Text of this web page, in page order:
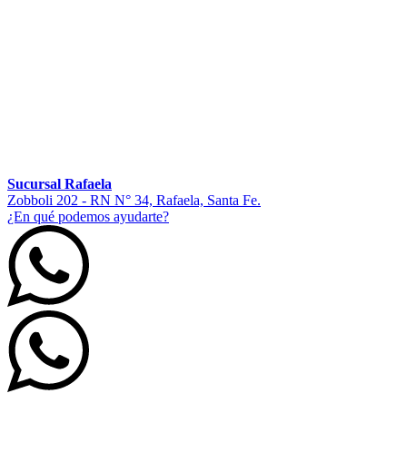
Sucursal Rafaela
Zobboli 202 - RN N° 34, Rafaela, Santa Fe.
¿En qué podemos ayudarte?